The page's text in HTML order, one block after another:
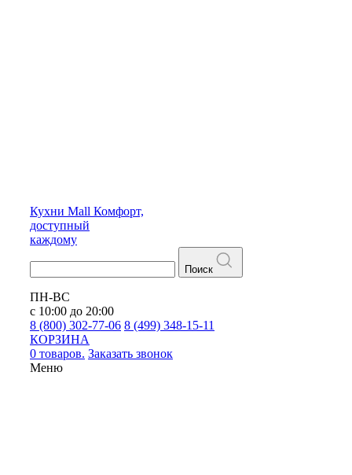
Кухни Mall Комфорт,
доступный
каждому
Поиск
ПН-ВС
с 10:00 до 20:00
8 (800) 302-77-06 8 (499) 348-15-11
КОРЗИНА
0 товаров. Заказать звонок
Меню